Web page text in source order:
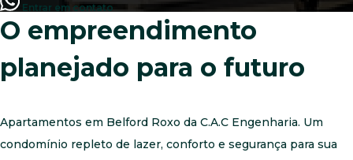
Entrar em contato
O empreendimento
planejado para o futuro
Apartamentos em Belford Roxo da C.A.C Engenharia. Um
condomínio repleto de lazer, conforto e segurança para sua